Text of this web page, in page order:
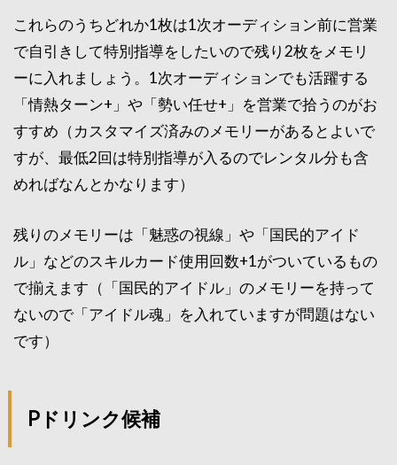
これらのうちどれか1枚は1次オーディション前に営業
で自引きして特別指導をしたいので残り2枚をメモリ
ーに入れましょう。1次オーディションでも活躍する
「情熱ターン+」や「勢い任せ+」を営業で拾うのがお
すすめ（カスタマイズ済みのメモリーがあるとよいで
すが、最低2回は特別指導が入るのでレンタル分も含
めればなんとかなります）
残りのメモリーは「魅惑の視線」や「国民的アイド
ル」などのスキルカード使用回数+1がついているもの
で揃えます（「国民的アイドル」のメモリーを持って
ないので「アイドル魂」を入れていますが問題はない
です）
Pドリンク候補